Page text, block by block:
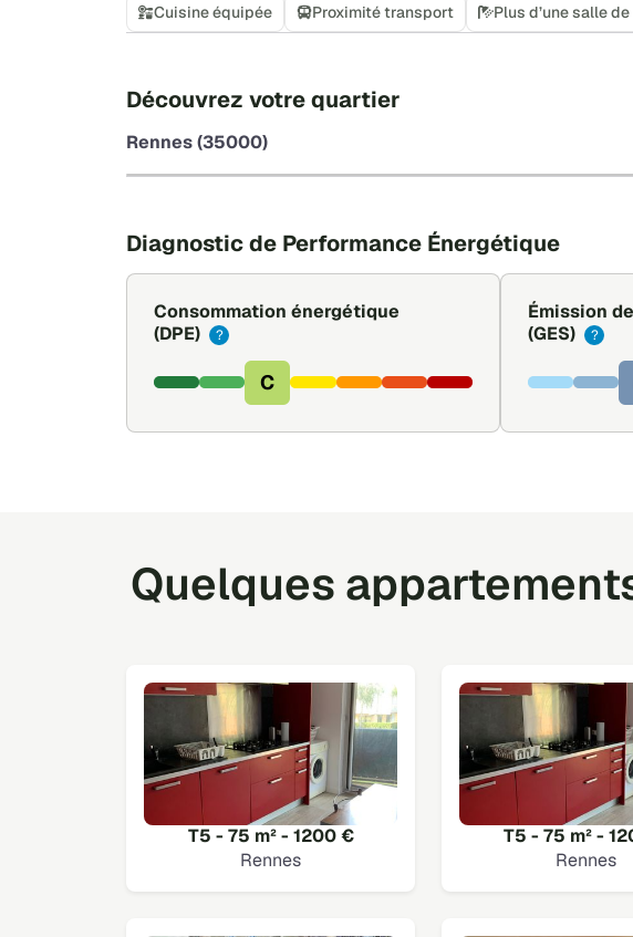
Cuisine équipée
Proximité transport Plus d’une salle
Découvrez votre quartier
Rennes (35000)
Diagnostic de Performance Énergétique
Consommation énergétique
(DPE)
?
C
Émission
(GES)
?
Quelques
T5 - 75 m² - 1200 €
Rennes
T5 - 75 m² -
Rennes